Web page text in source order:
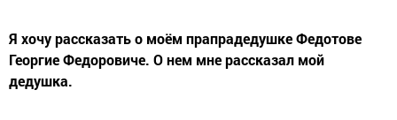
Я хочу рассказать о моём прапрадедушке Федотове
Георгие Федоровиче. О нем мне рассказал мой
дедушка.